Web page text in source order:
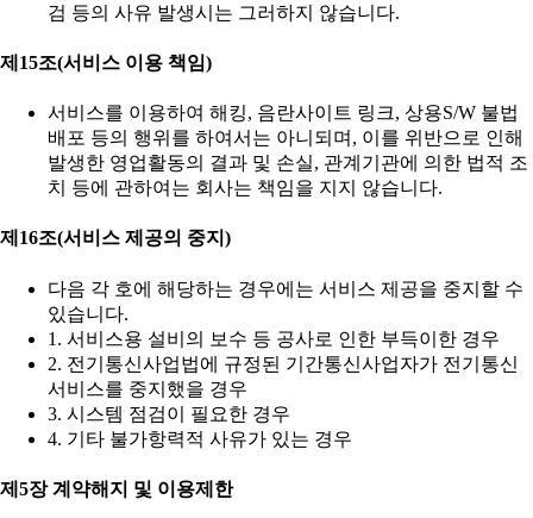
검 등의 사유 발생시는 그러하지 않습니다.
제15조(서비스 이용 책임)
서비스를 이용하여 해킹, 음란사이트 링크, 상용S/W 불법
배포 등의 행위를 하여서는 아니되며, 이를 위반으로 인해
발생한 영업활동의 결과 및 손실, 관계기관에 의한 법적 조
치 등에 관하여는 회사는 책임을 지지 않습니다.
제16조(서비스 제공의 중지)
다음 각 호에 해당하는 경우에는 서비스 제공을 중지할 수
있습니다.
1. 서비스용 설비의 보수 등 공사로 인한 부득이한 경우
2. 전기통신사업법에 규정된 기간통신사업자가 전기통신
서비스를 중지했을 경우
3. 시스템 점검이 필요한 경우
4. 기타 불가항력적 사유가 있는 경우
제5장 계약해지 및 이용제한